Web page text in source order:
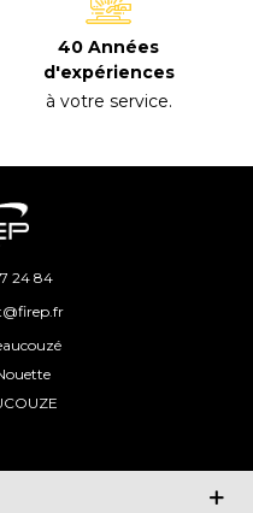
40 Années
d'expériences
à votre service.
24 84